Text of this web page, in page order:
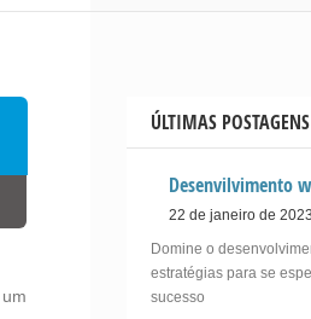
ÚLTIMAS POSTAGENS
Desenvilvimento
22 de janeiro de 2023
Domine o
estratégias para se
sucesso